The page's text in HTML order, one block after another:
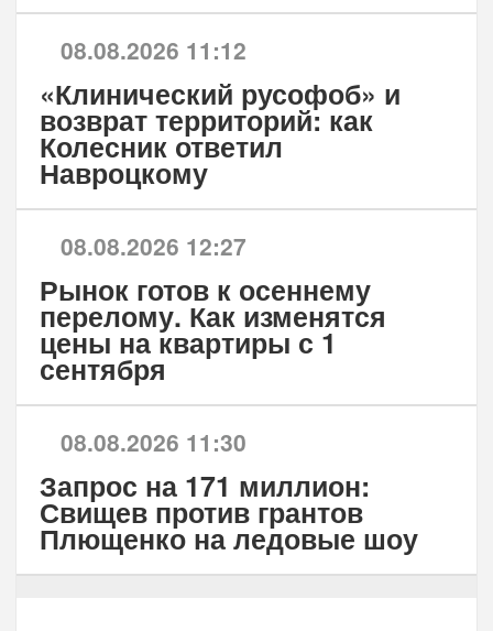
08.08.2026 11:12
«Клинический русофоб» и
возврат территорий: как
Колесник ответил
Навроцкому
08.08.2026 12:27
Рынок готов к осеннему
перелому. Как изменятся
цены на квартиры с 1
сентября
08.08.2026 11:30
Запрос на 171 миллион:
Свищев против грантов
Плющенко на ледовые шоу